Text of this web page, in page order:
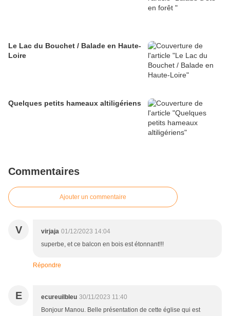
Le Lac du Bouchet / Balade en Haute-
Loire
Quelques petits hameaux altiligériens
Commentaires
Ajouter un commentaire
V virjaja 01/12/2023 14:04
superbe, et ce balcon en bois est étonnant!!!
Répondre
E ecureuilbleu 30/11/2023 11:40
Bonjour Manou. Belle présentation de cette église qui est